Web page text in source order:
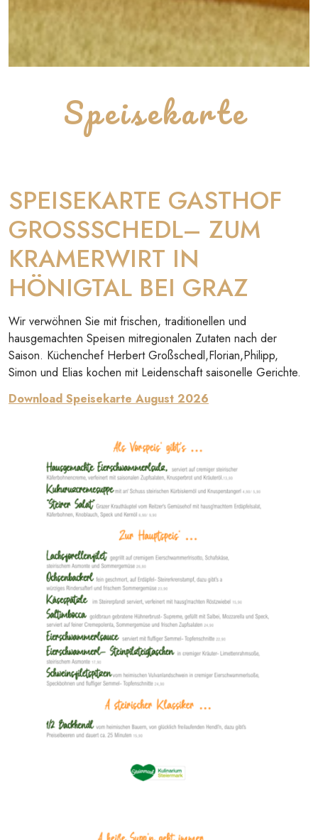
Speisekarte
SPEISEKARTE GASTHOF
GROSSSCHEDL– ZUM
KRAMERWIRT IN
HÖNIGTAL BEI GRAZ
Wir verwöhnen Sie mit frischen, traditionellen und
hausgemachten Speisen mitregionalen Zutaten nach der
Saison. Küchenchef Herbert Großschedl,Florian,Philipp,
Simon und Elias kochen mit Leidenschaft saisonelle Gerichte.
Download Speisekarte August 2026